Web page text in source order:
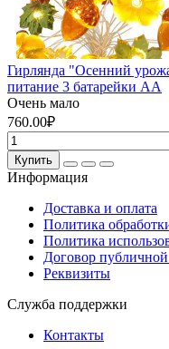
Гирлянда "Осенний
питание 3 батарейки АА
Очень мало
760.00₽
Купить
Информация
Доставка и оплата
Политика
Политика
Договор
Реквизиты
Служба поддержки
Контакты